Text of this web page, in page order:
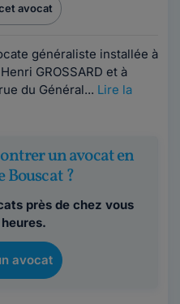
avocat
généraliste installée à
GROSSARD et à
du Général... Lire la
un avocat en
Bouscat ?
près de chez vous
avocat